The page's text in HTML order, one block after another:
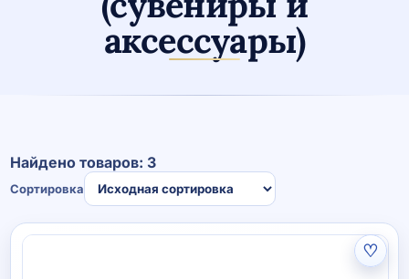
аксессуары)
Найдено товаров: 3
Сортировка
♡